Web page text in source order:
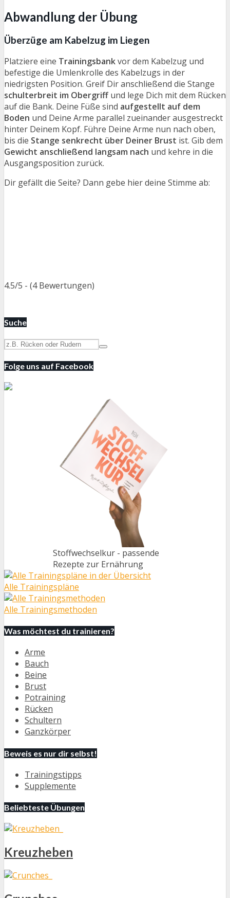
Abwandlung der Übung
Überzüge am Kabelzug im Liegen
Platziere eine Trainingsbankvor dem Kabelzug und
befestige die Umlenkrolle des Kabelzugs in der
niedrigsten Position. Greif Dir anschließend die Stange
schulterbreit im Obergriffund lege Dich mit dem Rücken
auf die Bank. Deine Füße sind aufgestellt auf dem
Boden und Deine Arme parallel zueinander ausgestreckt
hinter Deinem Kopf. Führe Deine Arme nun nach oben,
bis die Stange senkrecht über Deiner Brust ist. Gib dem
Gewicht anschließend langsam nach und kehre in die
Ausgangsposition zurück.
Dir gefällt die Seite? Dann gebe hier deine Stimme ab:
4.5/5 - (4 Bewertungen)
Suche
Folge uns auf Facebook
Stoffwechselkur - passende
Rezepte zur Ernährung
Alle Trainingspläne
Alle Trainingsmethoden
Was möchtest du trainieren?
Arme
Bauch
Beine
Brust
Potraining
Rücken
Schultern
Ganzkörper
Beweis es nur dir selbst!
Trainingstipps
Supplemente
Beliebteste Übungen
Kreuzheben